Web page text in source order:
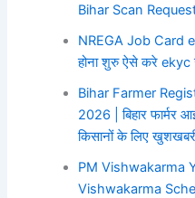
Bihar Scan Request
NREGA Job Card
होना शुरु ऐसे करे ekyc
Bihar Farmer
2026 | बिहार फार्मर
किसानों के लिए
PM Vishwakarma
Vishwakarma